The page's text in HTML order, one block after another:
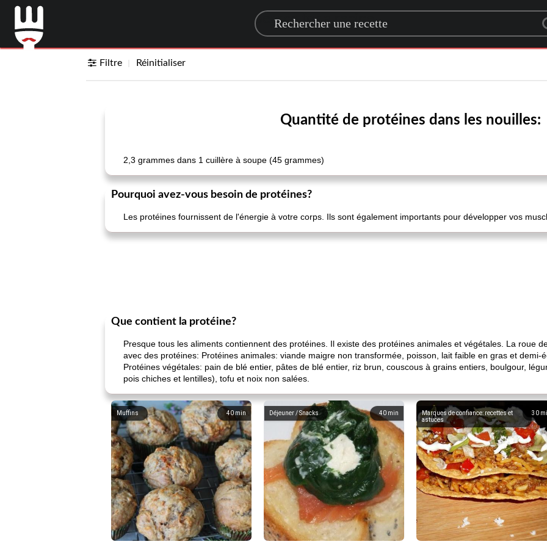
Search for a recipe
Filtre Réinitialiser
Quantité de protéines dans les nouilles:
2,3 grammes dans 1 cuillère à soupe (45 grammes)
Pourquoi avez-vous besoin de protéines?
Les protéines fournissent de l'énergie à votre corps. Ils sont également importants pour développer vos
Que contient la protéine?
Presque tous les aliments contiennent des protéines. Il existe des protéines animales et végétales. La roue
avec des protéines: Protéines animales: viande maigre non transformée, poisson, lait faible en gras et
Protéines végétales: pain de blé entier, pâtes de blé entier, riz brun, couscous à grains entiers, boulgour,
pois chiches et lentilles), tofu et noix non salées.
40 min
Muffins 40 min
Déjeuner / Snacks 30
Marques de confiance: recettes et
astuces